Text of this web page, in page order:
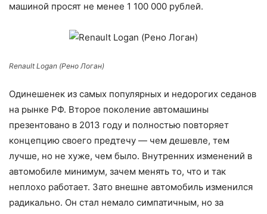
машиной просят не менее 1 100 000 рублей.
Renault Logan (Рено Логан)
Одинешенек из самых популярных и недорогих седанов
на рынке РФ. Второе поколение автомашины
презентовано в 2013 году и полностью повторяет
концепцию своего предтечу — чем дешевле, тем
лучше, но не хуже, чем было. Внутренних изменений в
автомобиле минимум, зачем менять то, что и так
неплохо работает. Зато внешне автомобиль изменился
радикально. Он стал немало симпатичным, но за